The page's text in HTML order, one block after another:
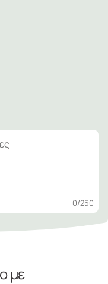
0/250
με